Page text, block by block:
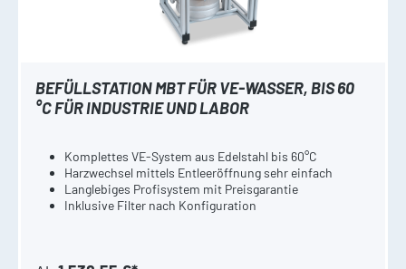
BEFÜLLSTATION MBT FÜR VE-WASSER, BIS 60
°C FÜR INDUSTRIE UND LABOR
Komplettes VE-System aus Edelstahl bis 60°C
Harzwechsel mittels Entleeröffnung sehr einfach
Langlebiges Profisystem mit Preisgarantie
Inklusive Filter nach Konfiguration